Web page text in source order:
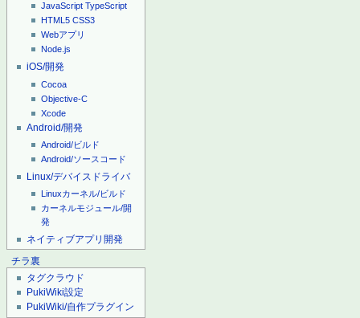
JavaScript TypeScript
HTML5 CSS3
Webアプリ
Node.js
iOS/開発
Cocoa
Objective-C
Xcode
Android/開発
Android/ビルド
Android/ソースコード
Linux/デバイスドライバ
Linuxカーネル/ビルド
カーネルモジュール/開
発
ネイティブアプリ開発
チラ裏
タグクラウド
PukiWiki設定
PukiWiki/自作プラグイン